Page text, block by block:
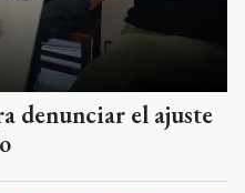
denunciar el ajuste